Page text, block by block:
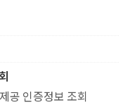
공 인증정보 조회